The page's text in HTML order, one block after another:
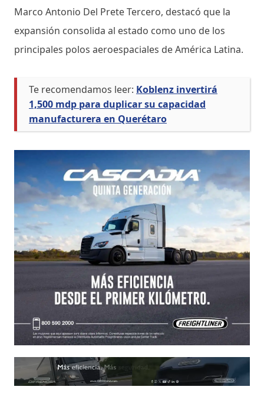
Marco Antonio Del Prete Tercero, destacó que la
expansión consolida al estado como uno de los
principales polos aeroespaciales de América Latina.
Te recomendamos leer: Koblenz invertirá
1,500 mdp para duplicar su capacidad
manufacturera en Querétaro